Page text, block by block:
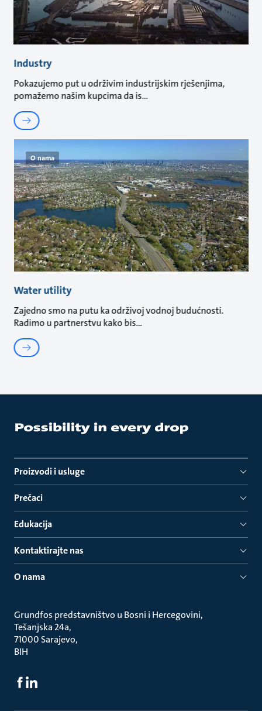
Industry
Pokazujemo put u održivim industrijskim rješenjima,
pomažemo našim kupcima da is
O nama
Water utility
Zajedno smo na putu ka održivoj vodnoj budućnosti.
Radimo u partnerstvu kako bis
Proizvodi i usluge
Prečaci
Edukacija
Kontaktirajte nas
O nama
Grundfos predstavništvo u Bosni i Hercegovini
Tešanjska 24a
71000 Sarajevo
BIH